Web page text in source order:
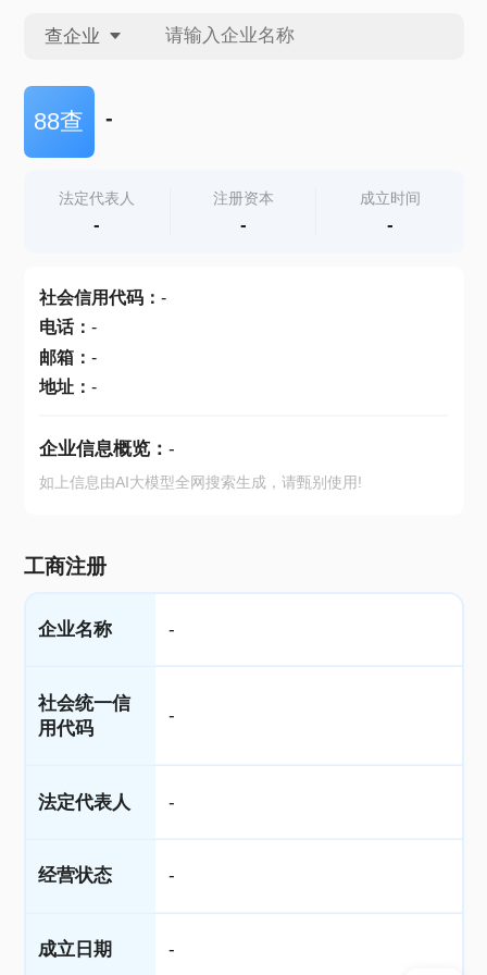
查企业
查企业
查产地
88查 -
法定代表人
-
注册资本
-
成立时间
-
社会信用代码： -
电话： -
邮箱： -
地址： -
企业信息概览： -
如上信息由AI大模型全网搜索生成，请甄别使用!
工商注册
企业名称 -
社会统一信
用代码
-
法定代表人 -
经营状态 -
成立日期 -